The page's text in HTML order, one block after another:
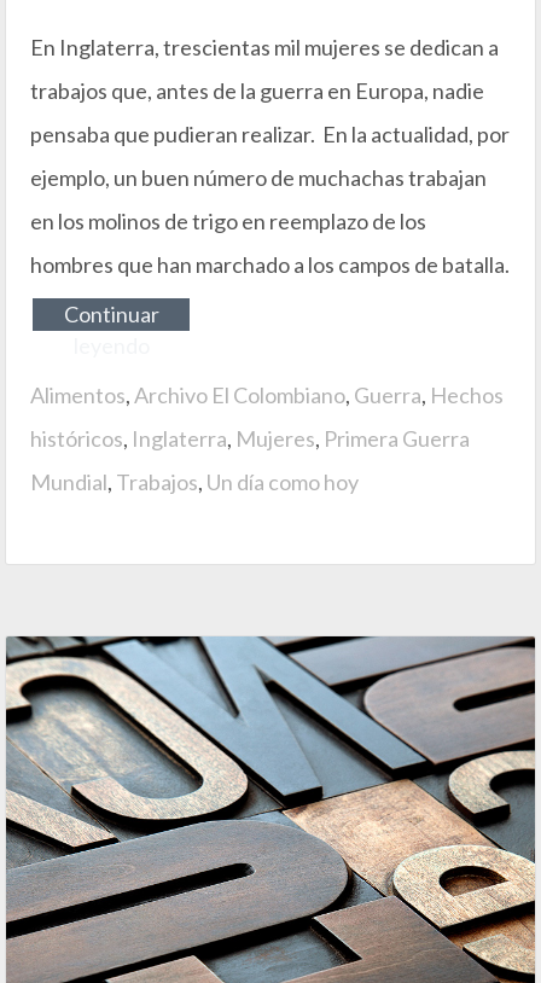
En Inglaterra, trescientas mil mujeres se dedican a
trabajos que, antes de la guerra en Europa, nadie
pensaba que pudieran realizar. En la actualidad, por
ejemplo, un buen número de muchachas trabajan
en los molinos de trigo en reemplazo de los
hombres que han marchado a los campos de batalla.
Continuar
Alimentos,Archivo El Colombiano, Guerra, Hechos
históricos, Inglaterra, Mujeres, Primera Guerra
Mundial, Trabajos, Un día como hoy